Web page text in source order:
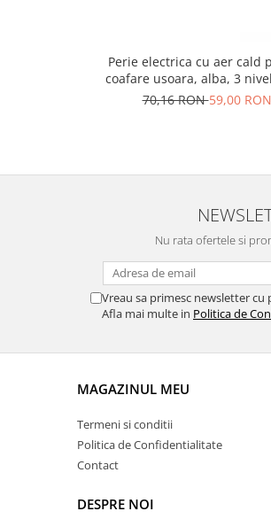
Perie electrica cu aer cald
coafare usoara, alba, 3
ventilatie, alba
70,16 RON59,00 RON
Nu rata ofertele si
Vreau sa primesc newsletter
Afla mai multe in Politica de
MAGAZINUL MEU
Termeni si conditii
Politica de Confidentialitate
Contact
DESPRE NOI